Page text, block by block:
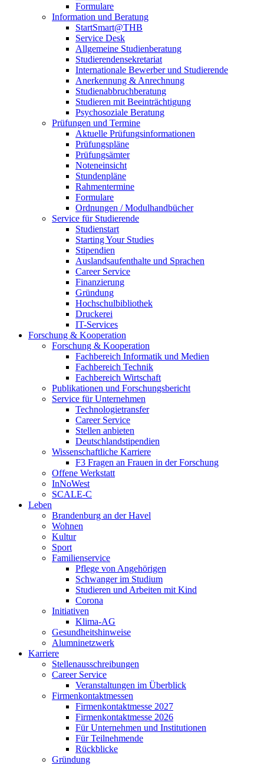
Formulare
Information und Beratung
StartSmart@THB
Service Desk
Allgemeine Studienberatung
Studierendensekretariat
Internationale Bewerber und Studierende
Anerkennung & Anrechnung
Studienabbruchberatung
Studieren mit Beeinträchtigung
Psychosoziale Beratung
Prüfungen und Termine
Aktuelle Prüfungsinformationen
Prüfungspläne
Prüfungsämter
Noteneinsicht
Stundenpläne
Rahmentermine
Formulare
Ordnungen / Modulhandbücher
Service für Studierende
Studienstart
Starting Your Studies
Stipendien
Auslandsaufenthalte und Sprachen
Career Service
Finanzierung
Gründung
Hochschulbibliothek
Druckerei
IT-Services
Forschung & Kooperation
Forschung & Kooperation
Fachbereich Informatik und Medien
Fachbereich Technik
Fachbereich Wirtschaft
Publikationen und Forschungsbericht
Service für Unternehmen
Technologietransfer
Career Service
Stellen anbieten
Deutschlandstipendien
Wissenschaftliche Karriere
F3 Fragen an Frauen in der Forschung
Offene Werkstatt
InNoWest
SCALE-C
Leben
Brandenburg an der Havel
Wohnen
Kultur
Sport
Familienservice
Pflege von Angehörigen
Schwanger im Studium
Studieren und Arbeiten mit Kind
Corona
Initiativen
Klima-AG
Gesundheitshinweise
Alumninetzwerk
Karriere
Stellenausschreibungen
Career Service
Veranstaltungen im Überblick
Firmenkontaktmessen
Firmenkontaktmesse 2027
Firmenkontaktmesse 2026
Für Unternehmen und Institutionen
Für Teilnehmende
Rückblicke
Gründung